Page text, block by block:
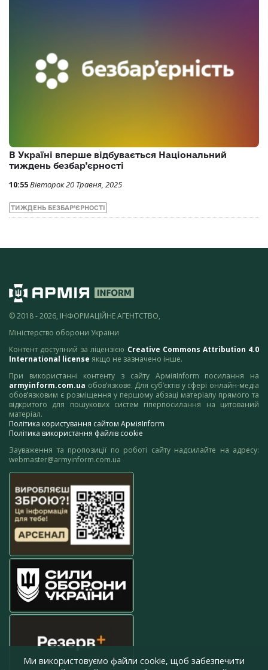
В Україні вперше відбувається Національний
тиждень безбар’єрності
10:55Вівторок 20 Травня, 2025
ТИЖДЕНЬ БЕЗБАР’ЄРНОСТІ
© 2018 - 2026, ІНФОРМАЦІЙНЕ АГЕНТСТВО,
Міністерство оборони України
Контент доступний за ліцензією Creative Commons Attribution 4.0
International license якщо не зазначено інше.
При використанні контенту з сайту АрміяInform посилання на
armyinform.com.ua обов’язкове. Для суб’єктів у сфері онлайн-медіа
обов’язковим є розміщення у першому абзаці матеріалу прямого та
відкритого для пошукових систем гіперпосилання на цитований
матеріал.
Політика користування сайтом АрміяInform
Політика використання файлів cookie
Зауваження та пропозиції по роботі сайту надсилайте на адресу:
webmaster@armyinform.com.ua
Ми використовуємо файли cookie, щоб забезпечити